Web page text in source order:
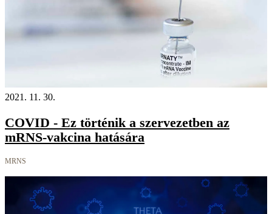
2021. 11. 30.
COVID - Ez történik a szervezetben az
mRNS-vakcina hatására
MRNS